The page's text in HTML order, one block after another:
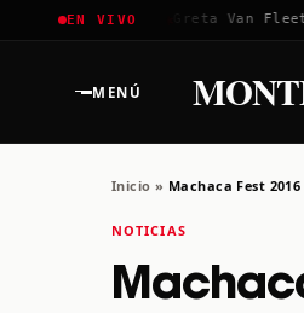
EN VIVO
Coachella 2026 Greta Van Fleet
MENÚ
Inicio » Machaca Fest
NOTICIAS